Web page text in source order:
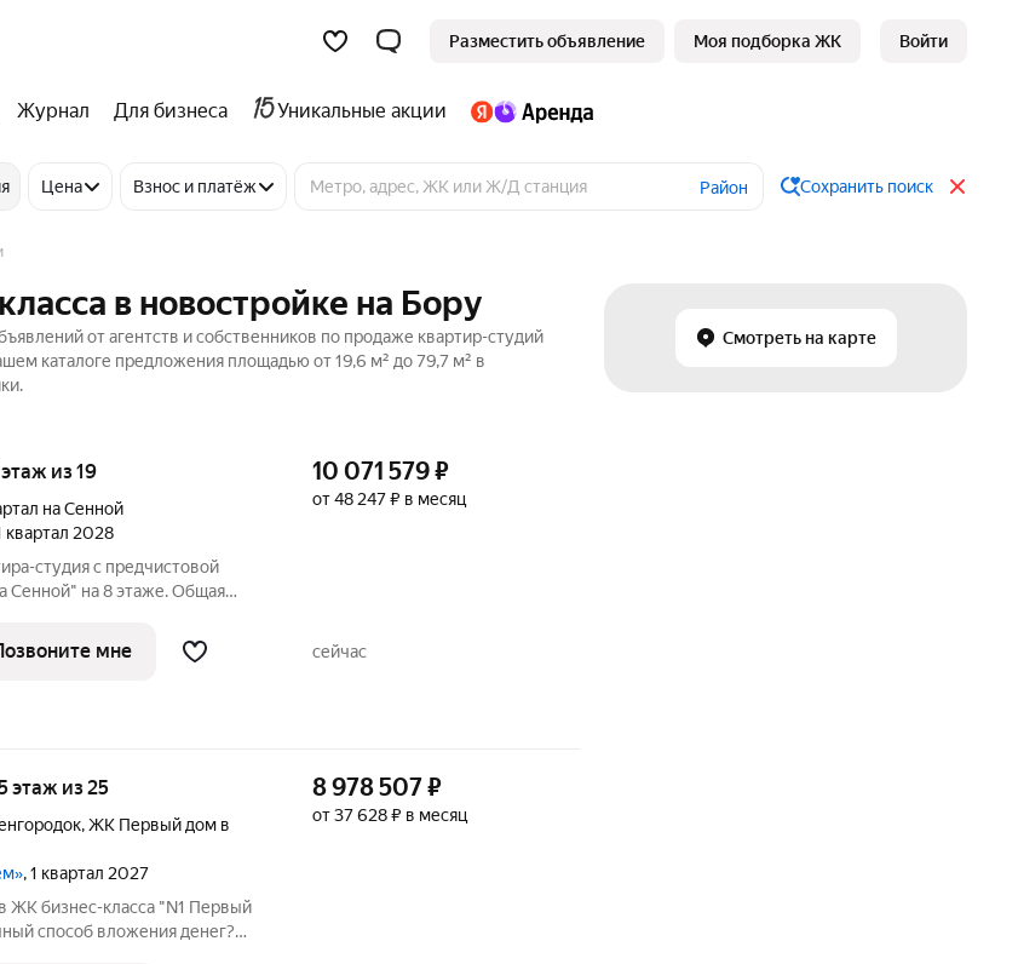
Разместить объявление Моя подборка ЖК Войти
Журнал Для бизнеса Уникальные акции
Цена Взнос и платёж Район Сохранить поиск
Смотреть на карте
в новостройке на Бору
от агентств и собственников по продаже квартир-студий
каталоге предложения площадью от 19,6 м² до 79,7 м² в
этаж из 19
на Сенной
квартал 2028
студия с предчистовой
Сенной" на 8 этаже. Общая
выходят на одну сторону. В
10 071 579₽
от 48 247 ₽ в месяц
мне сейчас
этаж из 25
,ЖК Первый дом в
, 1 квартал 2027
ЖК бизнес-класса "N1 Первый
способ вложения денег?
8 978 507₽
от 37 628 ₽ в месяц